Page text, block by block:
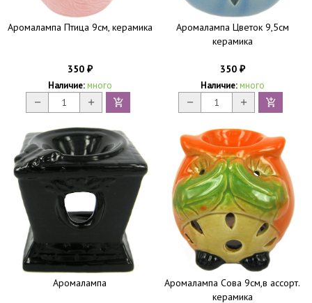
Аромалампа Птица 9см, керамика
350 ₽
Наличие: много
Аромалампа Цветок 9,5см
керамика
350 ₽
Наличие: много
Аромалампа
Аромалампа Сова 9см,в ассорт.
керамика